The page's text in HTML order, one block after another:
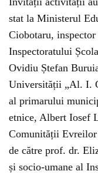
stat la Ministerul
Ciobotaru,
Inspectoratului
Ovidiu Ștefan
Universității „Al. I.
al primarului
etnice, Albert Iosef
Comunității
de către prof. dr.
și socio-umane al